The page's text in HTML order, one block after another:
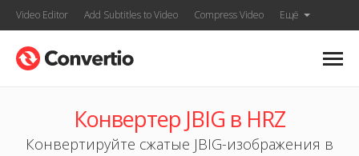
Video Editor Add Subtitles to Video Compress Video Ещё
Конвертер JBIG в HRZ
Конвертируйте сжатые JBIG-изображения в